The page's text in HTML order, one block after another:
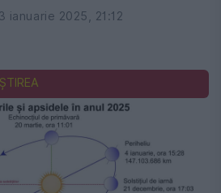
3 ianuarie 2025, 21:12